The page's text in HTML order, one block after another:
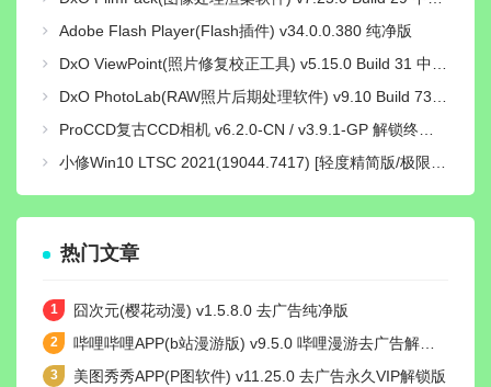
Adobe Flash Player(Flash插件) v34.0.0.380 纯净版
DxO ViewPoint(照片修复校正工具) v5.15.0 Build 31 中文绿色便携版
DxO PhotoLab(RAW照片后期处理软件) v9.10 Build 736 中文激活版
ProCCD复古CCD相机 v6.2.0-CN / v3.9.1-GP 解锁终身pro会员版
小修Win10 LTSC 2021(19044.7417) [轻度精简版/极限精简版]
热门文章
囧次元(樱花动漫) v1.5.8.0 去广告纯净版
哔哩哔哩APP(b站漫游版) v9.5.0 哔哩漫游去广告解除版权受限
美图秀秀APP(P图软件) v11.25.0 去广告永久VIP解锁版